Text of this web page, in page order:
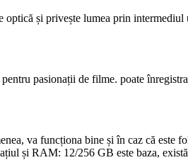
și privește lumea prin
pasionații de filme. poate
va funcționa bine și în caz că este
și RAM: 12/256 GB este baza,